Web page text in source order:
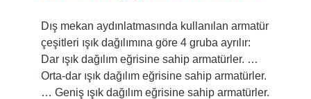
Dış mekan aydınlatmasında kullanılan armatür
çeşitleri ışık dağılımına göre 4 gruba ayrılır:
Dar ışık dağılım eğrisine sahip armatürler. …
Orta-dar ışık dağılım eğrisine sahip armatürler.
… Geniş ışık dağılım eğrisine sahip armatürler.